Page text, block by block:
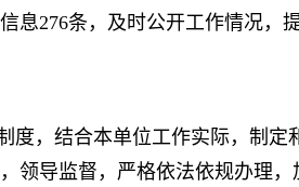
息276条，及时公开工作情况，
度，结合本单位工作实际，制定
领导监督，严格依法依规办理，